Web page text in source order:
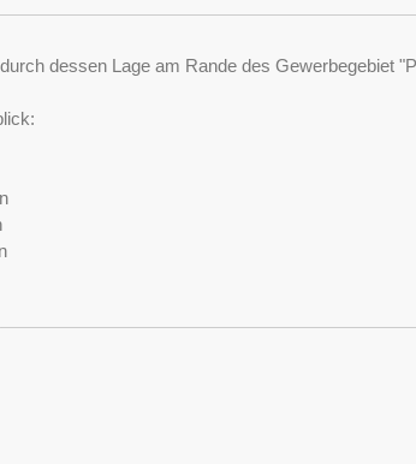
dessen Lage am Rande des Gewerbegebiet